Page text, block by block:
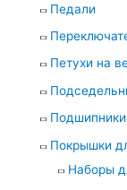
Педали
Петухи на
Подшипники
Покрышки
Наборы